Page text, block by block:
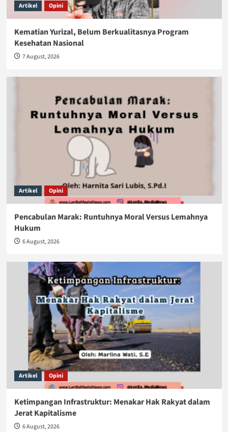
Artikel Opini
Kematian Yurizal, Belum Berkualitasnya Program
Kesehatan Nasional
7 August, 2026
Artikel Opini
Pencabulan Marak: Runtuhnya Moral Versus Lemahnya
Hukum
6 August, 2026
Artikel Opini
Ketimpangan Infrastruktur: Menakar Hak Rakyat dalam
Jerat Kapitalisme
6 August, 2026